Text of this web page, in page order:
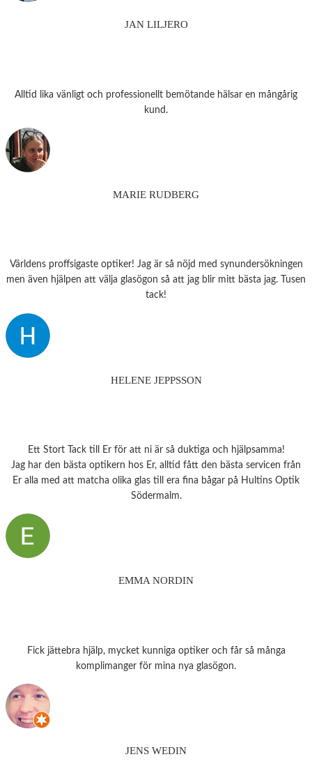
JAN LILJERO
Alltid lika vänligt och professionellt bemötande hälsar en mångårig
kund.
MARIE RUDBERG
Världens proffsigaste optiker! Jag är så nöjd med synundersökningen
men även hjälpen att välja glasögon så att jag blir mitt bästa jag. Tusen
tack!
HELENE JEPPSSON
Ett Stort Tack till Er för att ni är så duktiga och hjälpsamma!
Jag har den bästa optikern hos Er, alltid fått den bästa servicen från
Er alla med att matcha olika glas till era fina bågar på Hultins Optik
Södermalm.
EMMA NORDIN
Fick jättebra hjälp, mycket kunniga optiker och får så många
komplimanger för mina nya glasögon.
JENS WEDIN